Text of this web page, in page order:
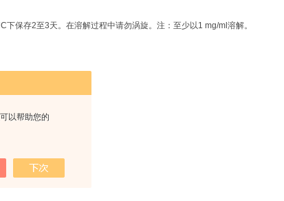
以帮助您的
保存2至3天。在溶解过程中请勿涡旋。注：至少以1 mg/ml溶解。